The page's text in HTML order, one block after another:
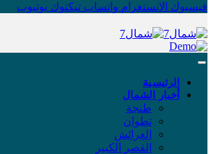
فيسبوك الانستغرام واتساب تيكتوك يوتيوب
الرئيسية
أخبار الشمال
طنجة
تطوان
العرائش
القصر الكبير